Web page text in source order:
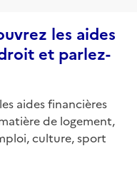
les aides
et parlez-
aides financières
de logement,
culture, sport